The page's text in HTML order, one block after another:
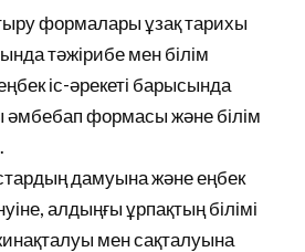
формалары ұзақ тарихы
тәжірибе мен білім
іс-әрекеті барысында
әмбебап формасы және білім
дамуына және еңбек
алдыңғы ұрпақтың білімі
мен сақталуына